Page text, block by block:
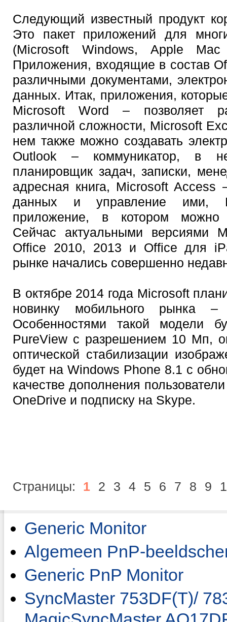
Следующий известный продукт
Это пакет приложений для
(Microsoft Windows, Apple
Приложения, входящие в состав
различными документами,
данных. Итак, приложения,
Microsoft Word – позволяет
различной сложности, Microsoft
нем также можно создавать
Outlook – коммуникатор, в
планировщик задач, записки,
адресная книга, Microsoft Access
данных и управление ими,
приложение, в котором можно
Сейчас актуальными версиями
Office 2010, 2013 и Office для
рынке начались совершенно
В октябре 2014 года Microsoft
новинку мобильного рынка
Особенностями такой модели
PureView с разрешением 10 Мп,
оптической стабилизации
будет на Windows Phone 8.1 с
качестве дополнения
OneDrive и подписку на Skype.
Страницы: 1 2 3 4 5 6 7 8 9
Generic Monitor
Algemeen PnP-
Generic PnP Monitor
SyncMaster 753DF(T)/